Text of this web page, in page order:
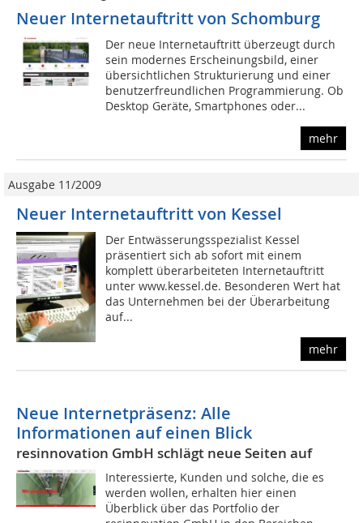
Neuer Internetauftritt von Schomburg
Der neue Internetauftritt überzeugt durch
sein modernes Erscheinungsbild, einer
übersichtlichen Strukturierung und einer
benutzerfreundlichen Programmierung. Ob
Desktop Geräte, Smartphones oder...
mehr
Ausgabe 11/2009
Neuer Internetauftritt von Kessel
Der Entwässerungsspezialist Kessel
präsentiert sich ab sofort mit einem
komplett überarbeiteten Internetauftritt
unter www.kessel.de. Besonderen Wert hat
das Unternehmen bei der Überarbeitung
auf...
mehr
Neue Internetpräsenz: Alle
Informationen auf einen Blick
resinnovation GmbH schlägt neue Seiten auf
Interessierte, Kunden und solche, die es
werden wollen, erhalten hier einen
Überblick über das Portfolio der